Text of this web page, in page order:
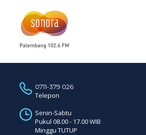
0711-379 026
Telepon
Senin-Sabtu
Pukul 08.00 - 17.00 WIB
Minggu TUTUP